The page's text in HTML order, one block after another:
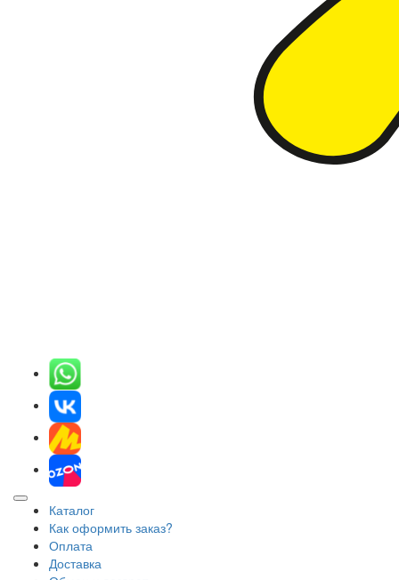
Каталог
Как оформить заказ?
Оплата
Доставка